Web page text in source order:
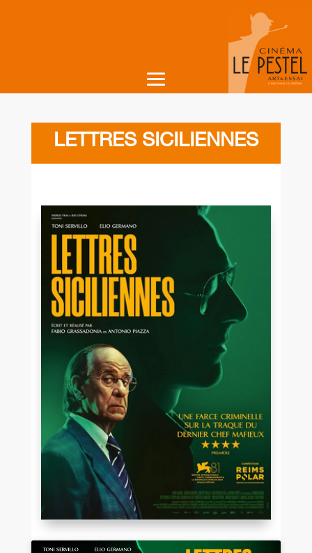
LETTRES SICILIENNES